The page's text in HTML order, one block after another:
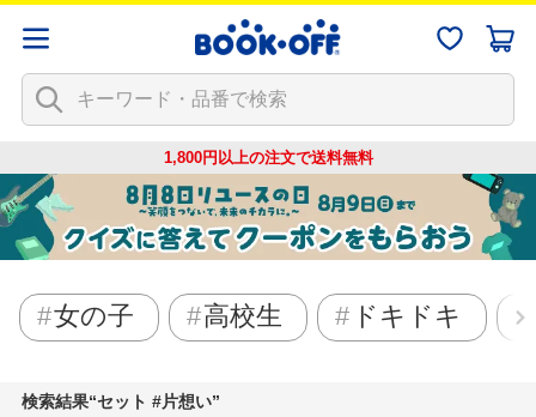
1,800円以上の注文で送料無料
女の子 高校生 ドキドキ
検索結果 セット #片想い